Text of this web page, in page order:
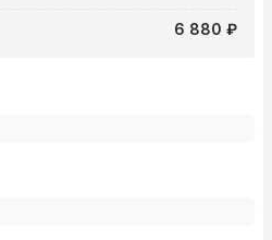
6 880 ₽